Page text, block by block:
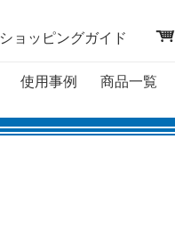
ショッピングガイド
使用事例 商品一覧